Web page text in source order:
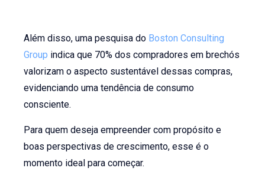
Além disso, uma pesquisa do Boston Consulting
Group indica que 70% dos compradores em brechós
valorizam o aspecto sustentável dessas compras,
evidenciando uma tendência de consumo
consciente.
Para quem deseja empreender com propósito e
boas perspectivas de crescimento, esse é o
momento ideal para começar.